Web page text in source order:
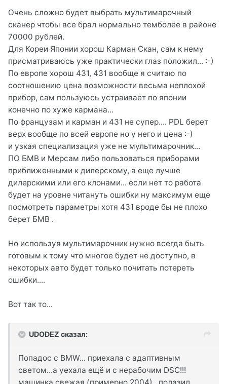
Очень сложно будет выбрать мультимарочный
сканер чтобы все брал нормально темболее в районе
70000 рублей.
Для Кореи Японии хорош Карман Скан, сам к нему
присматриваюсь уже практически глаз положил... :-)
По европе хорош 431, 431 вообще я считаю по
соотношению цена возможности весьма неплохой
прибор, сам пользуюсь устраивает по японии
конечно по хуже кармана...
По французам и карман и 431 не супер.... PDL берет
верх вообще по всей европе но у него и цена :-)
и узкая специализация уже не мультимарочник...
ПО БМВ и Мерсам либо пользоваться приборами
приближенными к дилерскому, а еще лучше
дилерскими или его клонами... если нет то работа
будет на уровне читануть ошибки ну максимум еще
посмотреть параметры хотя 431 вроде бы не плохо
берет БМВ .
Но используя мультимарочник нужно всегда быть
готовым к тому что многое будет не доступно, в
некоторых авто будет только почитать потереть
ошибки....
Вот так то...
UDODEZ сказал:
Попадос с BMW... приехала с адаптивным
светом...а уехала ещё и с нерабочим DSC!!!